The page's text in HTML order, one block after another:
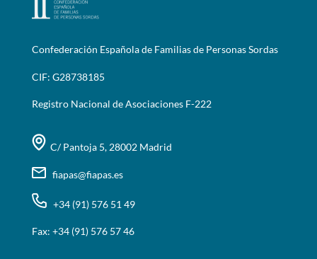
Confederación Española de Familias de Personas Sordas
CIF: G28738185
Registro Nacional de Asociaciones F-222
C/ Pantoja 5, 28002 Madrid
fiapas@fiapas.es
+34 (91) 576 51 49
Fax: +34 (91) 576 57 46